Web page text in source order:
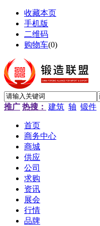
收藏本页
手机版
二维码
购物车(0)
推广 热搜： 建筑 轴 锻件
首页
商务中心
商城
供应
公司
求购
资讯
展会
行情
品牌